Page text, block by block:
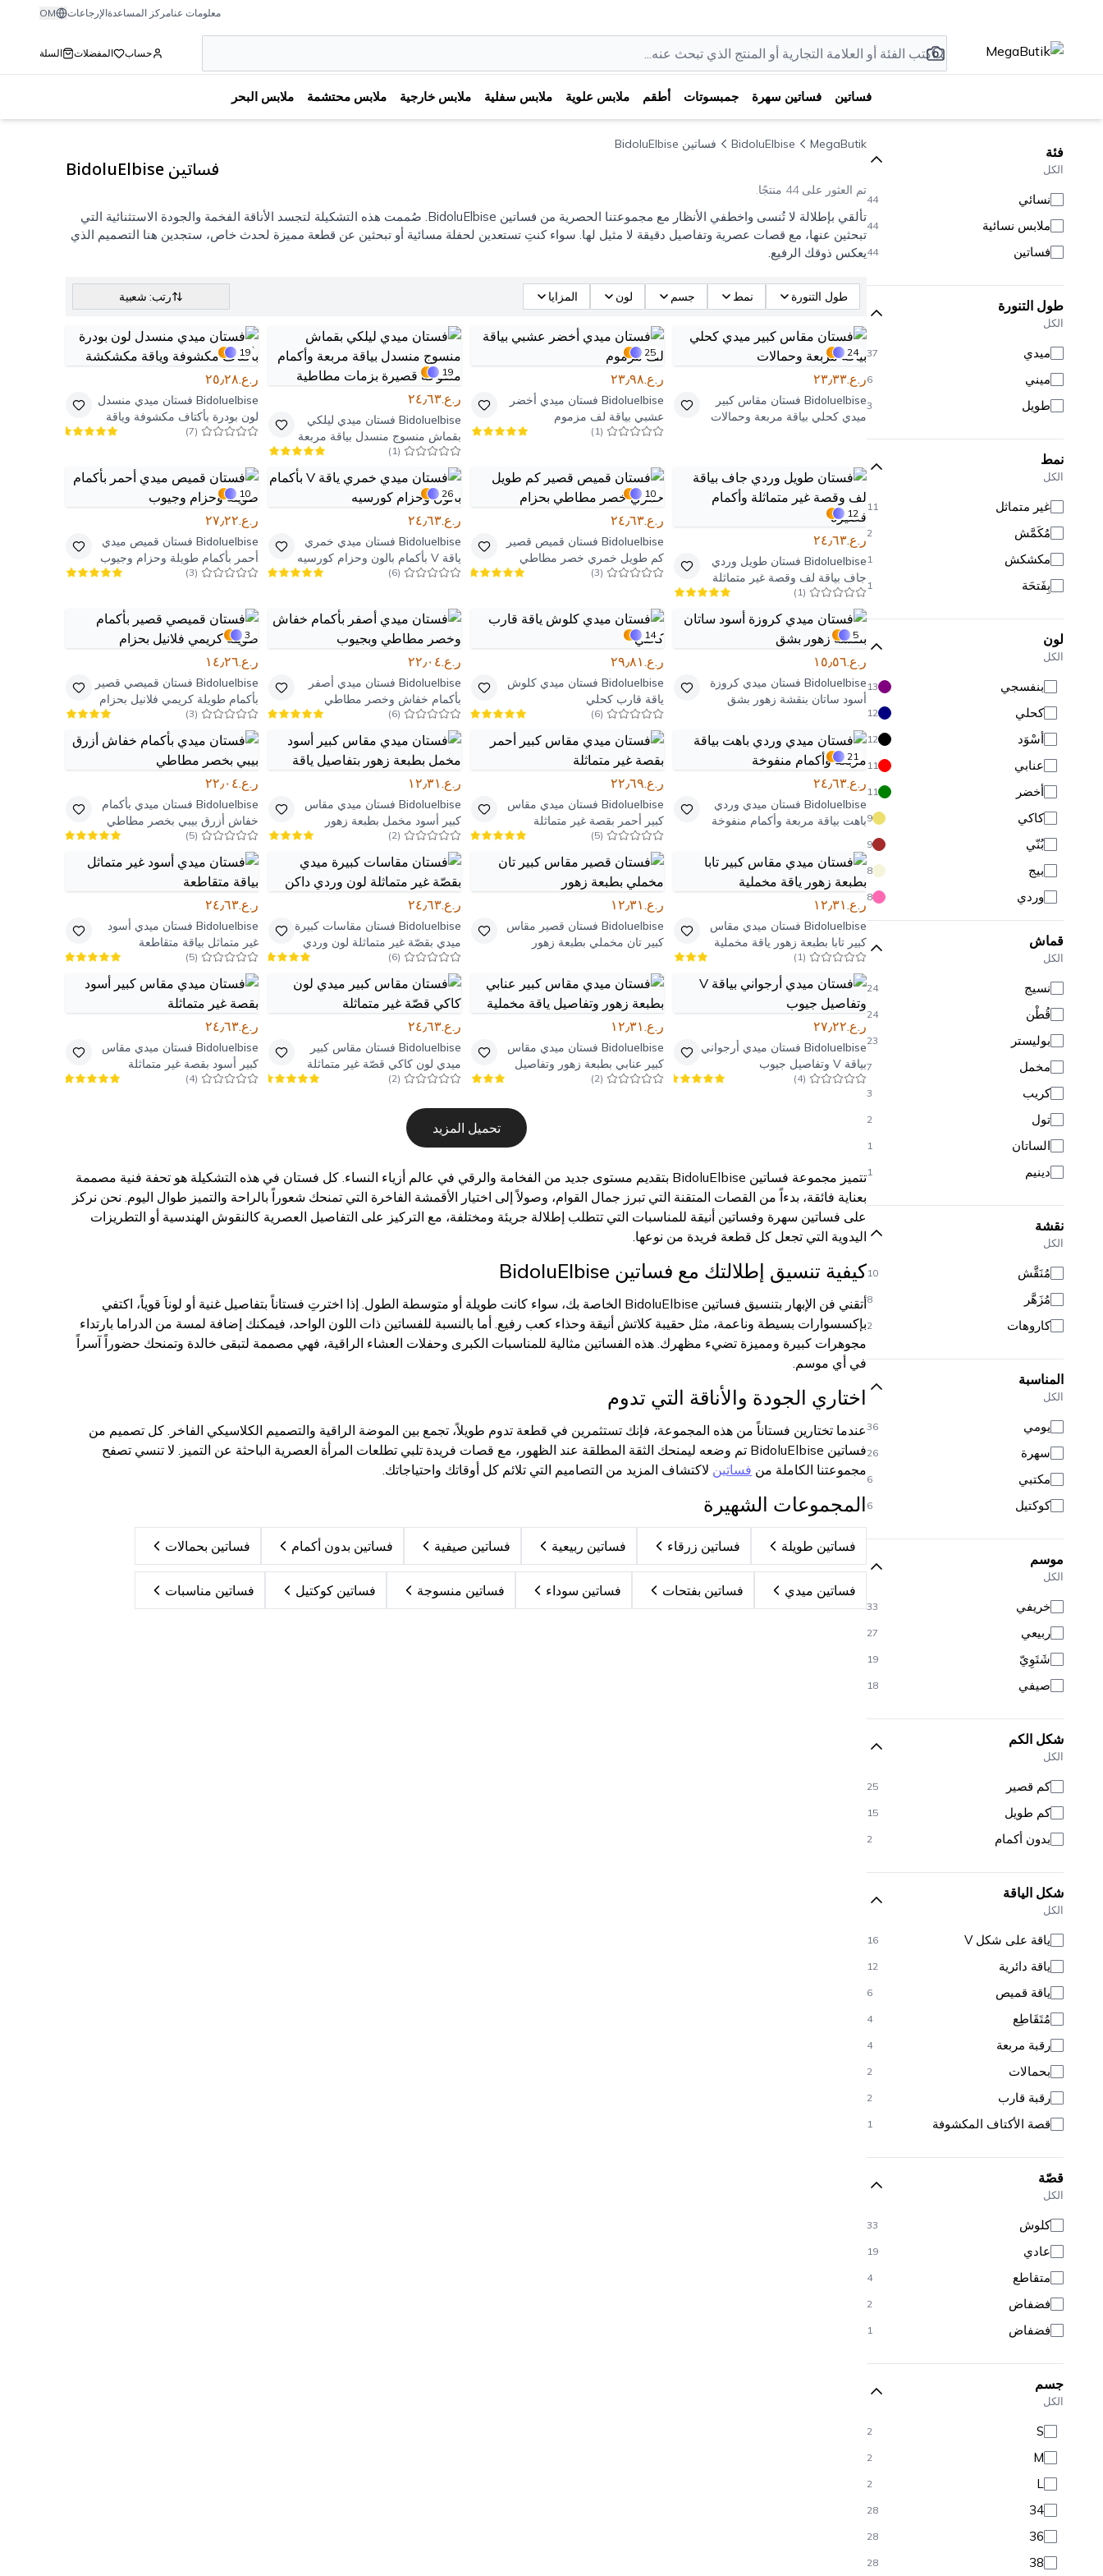
معلومات عنامركز المساعدةالإرجاعات OM
حساب المفضلات السلة
فساتين فساتين سهرة جمبسوتات أطقم ملابس علوية ملابس سفلية ملابس خارجية ملابس محتشمة ملابس البحر
فئة
الكل
نسائي 44
ملابس نسائية 44
فساتين 44
طول التنورة
الكل
ميدي 37
ميني 6
طويل 3
نمط
الكل
غير متماثل 11
مُكَمَّش 2
مكشكش 1
بِفَتحَة 1
لون
الكل
بنفسجي 13
كحلي 12
أَسْوَد 12
عنابي 11
أخضر 11
كاكي 9
بُنّي 9
بيج 8
وردي 8
أحمر 7
أزرق 6
أصفر
قماش
الكل
نسيج 24
قُطْن 24
بوليستر 23
مخمل 7
كريب 3
تول 2
الساتان 1
دينيم 1
نقشة
الكل
مُنَقَّش 10
مُزَهَّر 8
كاروهات 2
المناسبة
الكل
يومي 36
سهرة 26
مكتبي 6
كوكتيل 6
موسم
الكل
خريفي 33
ربيعي 27
شَتَوِيّ 19
صيفي 18
شكل الكم
الكل
كم قصير 25
كم طويل 15
بدون أكمام 2
شكل الياقة
الكل
ياقة على شكل V 16
ياقة دائرية 12
ياقة قميص 6
مُتَقَاطِع 4
رقبة مربعة 4
بحمالات 2
رقبة قارب 2
قصة الأكتاف المكشوفة 1
قصّة
الكل
كلوش 33
عادي 19
متقاطع 4
فضفاض 2
فضفاض 1
جسم
الكل
S
2
M
2
L
2
34
28
36
28
38
28
MegaButik
BidoluElbise فساتين BidoluElbise
فساتين BidoluElbise
تم العثور على 44 منتجًا.
تألقي بإطلالة لا تُنسى واخطفي الأنظار مع مجموعتنا الحصرية من فساتين BidoluElbise. صُممت هذه التشكيلة لتجسد الأناقة الفخمة والجودة الاستثنائية التي
تبحثين عنها، مع قصات عصرية وتفاصيل دقيقة لا مثيل لها. سواء كنتِ تستعدين لحفلة مسائية أو تبحثين عن قطعة مميزة لحدث خاص، ستجدين هنا التصميم الذي
يعكس ذوقك الرفيع.
طول التنورة نمط جسم لون المزايا رتب: شعبية
24
ر.ع.٢٣٫٣٣
Bidoluelbise فستان مقاس كبير
ميدي كحلي بياقة مربعة وحمالات
25
ر.ع.٢٣٫٩٨
Bidoluelbise فستان ميدي أخضر
عشبي بياقة لف مزموم
(
1
)
19
ر.ع.٢٤٫٦٣
Bidoluelbise فستان ميدي ليلكي
بقماش منسوج منسدل بياقة مربعة
وأكمام منفوخة قصيرة بزمات
مطاطية
(
1
)
19
ر.ع.٢٥٫٢٨
Bidoluelbise فستان ميدي منسدل
لون بودرة بأكتاف مكشوفة وياقة
مكشكشة
(
7
)
12
ر.ع.٢٤٫٦٣
Bidoluelbise فستان طويل وردي
جاف بياقة لف وقصة غير متماثلة
وأكمام قصيرة
(
1
)
10
ر.ع.٢٤٫٦٣
Bidoluelbise فستان قميص قصير
كم طويل خمري خصر مطاطي
بحزام
(
3
)
26
ر.ع.٢٤٫٦٣
Bidoluelbise فستان ميدي خمري
ياقة V بأكمام بالون وحزام كورسيه
(
6
)
10
ر.ع.٢٧٫٢٢
Bidoluelbise فستان قميص ميدي
أحمر بأكمام طويلة وحزام وجيوب
(
3
)
5
ر.ع.١٥٫٥٦
Bidoluelbise فستان ميدي كروزة
أسود ساتان بنقشة زهور بشق
14
ر.ع.٢٩٫٨١
Bidoluelbise فستان ميدي كلوش
ياقة قارب كحلي
(
6
)
ر.ع.٢٢٫٠٤
Bidoluelbise فستان ميدي أصفر
بأكمام خفاش وخصر مطاطي
وبجيوب
(
6
)
3
ر.ع.١٤٫٢٦
Bidoluelbise فستان قميصي قصير
بأكمام طويلة كريمي فلانيل بحزام
(
3
)
21
ر.ع.٢٤٫٦٣
Bidoluelbise فستان ميدي وردي
باهت بياقة مربعة وأكمام منفوخة
ر.ع.٢٢٫٦٩
Bidoluelbise فستان ميدي مقاس
كبير أحمر بقصة غير متماثلة
(
5
)
ر.ع.١٢٫٣١
Bidoluelbise فستان ميدي مقاس
كبير أسود مخمل بطبعة زهور
بتفاصيل ياقة (
2
)
ر.ع.٢٢٫٠٤
Bidoluelbise فستان ميدي بأكمام
خفاش أزرق بيبي بخصر مطاطي
(
5
)
ر.ع.١٢٫٣١
Bidoluelbise فستان ميدي مقاس
كبير تابا بطبعة زهور ياقة مخملية
(
1
)
ر.ع.١٢٫٣١
Bidoluelbise فستان قصير مقاس
كبير تان مخملي بطبعة زهور
ر.ع.٢٤٫٦٣
Bidoluelbise فستان مقاسات كبيرة
ميدي بقصّة غير متماثلة لون وردي
داكن
(
6
)
ر.ع.٢٤٫٦٣
Bidoluelbise فستان ميدي أسود
غير متماثل بياقة متقاطعة
(
5
)
ر.ع.٢٧٫٢٢
Bidoluelbise فستان ميدي أرجواني
بياقة V وتفاصيل جيوب
(
4
)
ر.ع.١٢٫٣١
Bidoluelbise فستان ميدي مقاس
كبير عنابي بطبعة زهور وتفاصيل
ياقة مخملية (
2
)
ر.ع.٢٤٫٦٣
Bidoluelbise فستان مقاس كبير
ميدي لون كاكي قصّة غير متماثلة
(
2
)
ر.ع.٢٤٫٦٣
Bidoluelbise فستان ميدي مقاس
كبير أسود بقصة غير متماثلة
(
4
)
تحميل المزيد
تتميز مجموعة فساتين BidoluElbise بتقديم مستوى جديد من الفخامة والرقي في عالم أزياء النساء. كل فستان في هذه التشكيلة هو تحفة فنية مصممة
بعناية فائقة، بدءاً من القصات المتقنة التي تبرز جمال القوام، وصولاً إلى اختيار الأقمشة الفاخرة التي تمنحك شعوراً بالراحة والتميز طوال اليوم. نحن نركز
على فساتين سهرة وفساتين أنيقة للمناسبات التي تتطلب إطلالة جريئة ومختلفة، مع التركيز على التفاصيل العصرية كالنقوش الهندسية أو التطريزات
اليدوية التي تجعل كل قطعة فريدة من نوعها.
كيفية تنسيق إطلالتك مع فساتين BidoluElbise
أتقني فن الإبهار بتنسيق فساتين BidoluElbise الخاصة بك، سواء كانت طويلة أو متوسطة الطول. إذا اخترتِ فستاناً بتفاصيل غنية أو لوناََ قوياً، اكتفي
بإكسسوارات بسيطة وناعمة، مثل حقيبة كلاتش أنيقة وحذاء كعب رفيع. أما بالنسبة للفساتين ذات اللون الواحد، فيمكنك إضافة لمسة من الدراما بارتداء
مجوهرات كبيرة ومميزة تضيء مظهرك. هذه الفساتين مثالية للمناسبات الكبرى وحفلات العشاء الراقية، فهي مصممة لتبقى خالدة وتمنحك حضوراً آسراً
في أي موسم.
اختاري الجودة والأناقة التي تدوم
عندما تختارين فستاناً من هذه المجموعة، فإنك تستثمرين في قطعة تدوم طويلاً، تجمع بين الموضة الراقية والتصميم الكلاسيكي الفاخر. كل تصميم من
فساتين BidoluElbise تم وضعه ليمنحك الثقة المطلقة عند الظهور، مع قصات فريدة تلبي تطلعات المرأة العصرية الباحثة عن التميز. لا تنسي تصفح
مجموعتنا الكاملة من فساتين لاكتشاف المزيد من التصاميم التي تلائم كل أوقاتك واحتياجاتك.
المجموعات الشهيرة
فساتين طويلة فساتين زرقاء فساتين ربيعية فساتين صيفية فساتين بدون أكمام فساتين بحمالات
فساتين ميدي فساتين بفتحات فساتين سوداء فساتين منسوجة فساتين كوكتيل فساتين مناسبات